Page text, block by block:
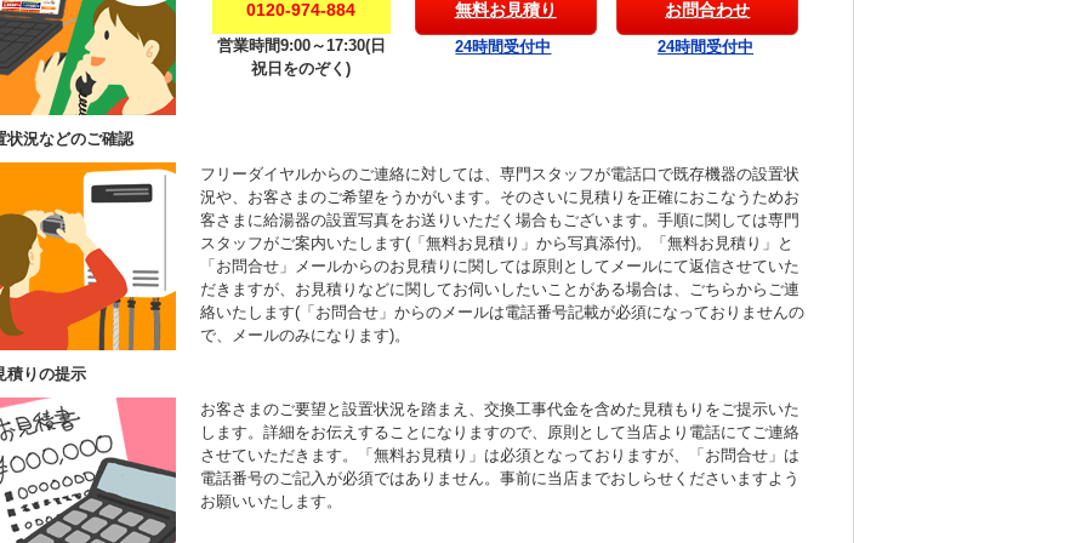
0120-974-884
営業時間9:00～17:30(日
祝日をのぞく)
無料お見積り
24時間受付中
お問合わせ
24時間受付中
状況などのご確認
フリーダイヤルからのご連絡に対しては、専門スタッフが電話口で既存機器の設置状
況や、お客さまのご希望をうかがいます。そのさいに見積りを正確におこなうためお
客さまに給湯器の設置写真をお送りいただく場合もございます。手順に関しては専門
スタッフがご案内いたします(「無料お見積り」から写真添付)。「無料お見積り」と
「お問合せ」メールからのお見積りに関しては原則としてメールにて返信させていた
だきますが、お見積りなどに関してお伺いしたいことがある場合は、ごちらからご連
絡いたします(「お問合せ」からのメールは電話番号記載が必須になっておりませんの
で、メールのみになります)。
積りの提示
お客さまのご要望と設置状況を踏まえ、交換工事代金を含めた見積もりをご提示いた
します。詳細をお伝えすることになりますので、原則として当店より電話にてご連絡
させていただきます。「無料お見積り」は必須となっておりますが、「お問合せ」は
電話番号のご記入が必須ではありません。事前に当店までおしらせくださいますよう
お願いいたします。